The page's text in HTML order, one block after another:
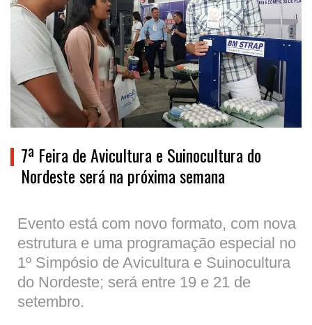
7ª Feira de Avicultura e Suinocultura do
Nordeste será na próxima semana
Evento está com novo formato, com nova
estrutura e uma programação especial no
1º Simpósio de Avicultura e Suinocultura
do Nordeste; será entre 19 e 21 de
setembro.